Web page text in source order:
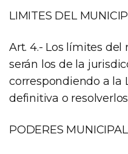
LIMITES DEL
Art. 4.- Los límites
serán los de la
correspondiendo a la
definitiva o
PODERES